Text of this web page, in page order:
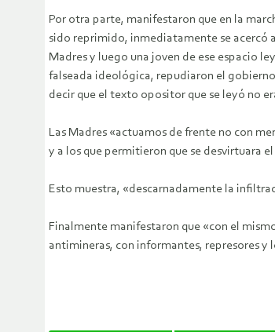
Por otra parte, manifestaron que en la
sido reprimido, inmediatamente se acercó
Madres y luego una joven de ese espacio
falseada ideológica, repudiaron el
decir que el texto opositor que se leyó no
Las Madres «actuamos de frente no con
y a los que permitieron que se desvirtuara
Esto muestra, «descarnadamente la
Finalmente manifestaron que «con el
antimineras, con informantes, represores